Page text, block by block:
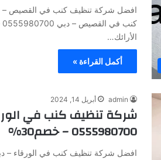
افضل شركة تنظيف كنب في القصيص –
الأرائك…
أكمل القراءة »
admin أبريل 14, 2024
شركة تنظيف كنب في
0555980700 – خصم30%
افضل شركة تنظيف كنب في الورقاء –